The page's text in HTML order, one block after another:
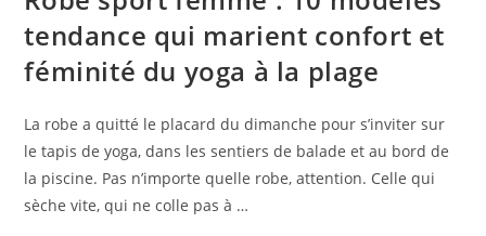
tendance qui marient confort et
féminité du yoga à la plage
La robe a quitté le placard du dimanche pour s’inviter sur
le tapis de yoga, dans les sentiers de balade et au bord de
la piscine. Pas n’importe quelle robe, attention. Celle qui
sèche vite, qui ne colle pas à …